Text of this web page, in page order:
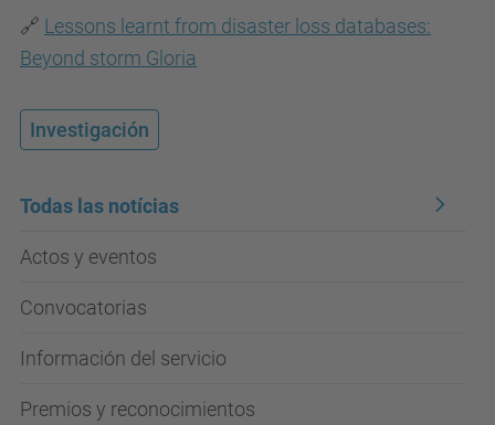
🔗 Lessons learnt from disaster loss databases:
Beyond storm Gloria
Investigación
Todas las notícias
Actos y eventos
Convocatorias
Información del servicio
Premios y reconocimientos